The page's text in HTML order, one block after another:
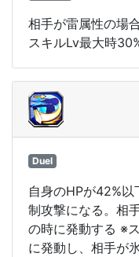
相手が雷属性の場
スキルLv最大時
Duel
自身のHPが42%
制攻撃になる。相
の時に発動する ※
に発動し、相手が